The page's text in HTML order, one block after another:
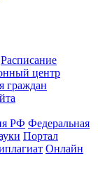
Расписание
центр
граждан
РФ Федеральная
Портал
Онлайн